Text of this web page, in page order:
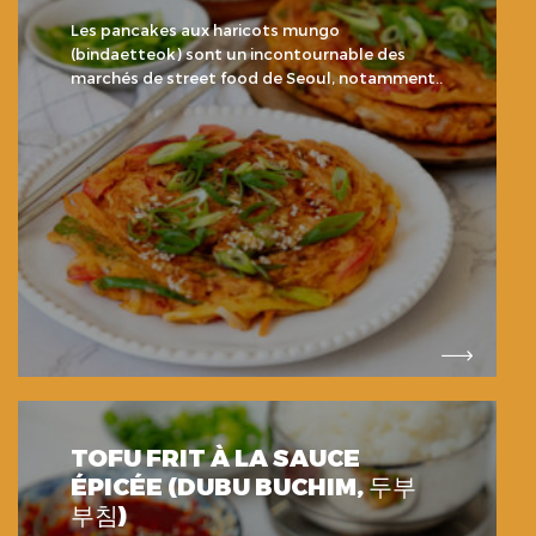
Les pancakes aux haricots mungo
(bindaetteok) sont un incontournable des
marchés de street food de Seoul, notamment..
TOFU FRIT À LA SAUCE
ÉPICÉE (DUBU BUCHIM, 두부
부침)